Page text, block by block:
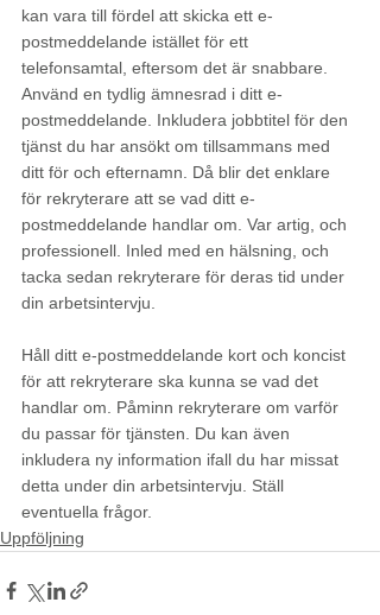
kan vara till fördel att skicka ett e-
postmeddelande istället för ett
telefonsamtal, eftersom det är snabbare.
Använd en tydlig ämnesrad i ditt e-
postmeddelande. Inkludera jobbtitel för den
tjänst du har ansökt om tillsammans med
ditt för och efternamn. Då blir det enklare
för rekryterare att se vad ditt e-
postmeddelande handlar om. Var artig, och
professionell. Inled med en hälsning, och
tacka sedan rekryterare för deras tid under
din arbetsintervju.
Håll ditt e-postmeddelande kort och koncist
för att rekryterare ska kunna se vad det
handlar om. Påminn rekryterare om varför
du passar för tjänsten. Du kan även
inkludera ny information ifall du har missat
detta under din arbetsintervju. Ställ
eventuella frågor.
Uppföljning